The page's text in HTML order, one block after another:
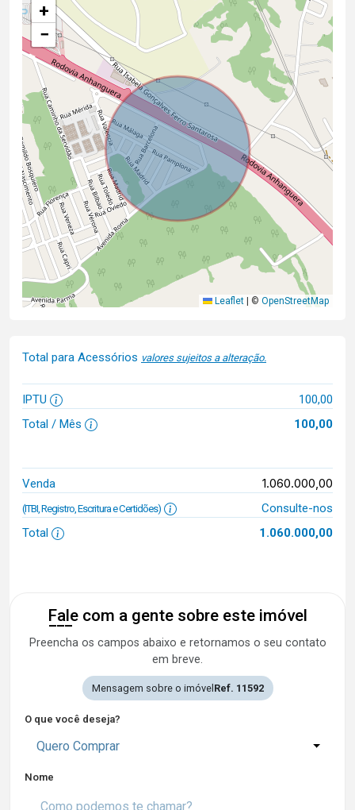
+
−
Leaflet © OpenStreetMap
Total para Acessórios valores sujeitos a alteração.
IPTU
100,00
Total / Mês
100,00
Venda 1.060.000,00
(ITBI, Registro, Escritura e Certidões)
Consulte-nos
Total
1.060.000,00
Fale com a gente sobre este imóvel
Preencha os campos abaixo e retornamos o seu contato
em breve.
Mensagem sobre o imóvel Ref. 11592
O que você deseja?
Quero Comprar
Nome